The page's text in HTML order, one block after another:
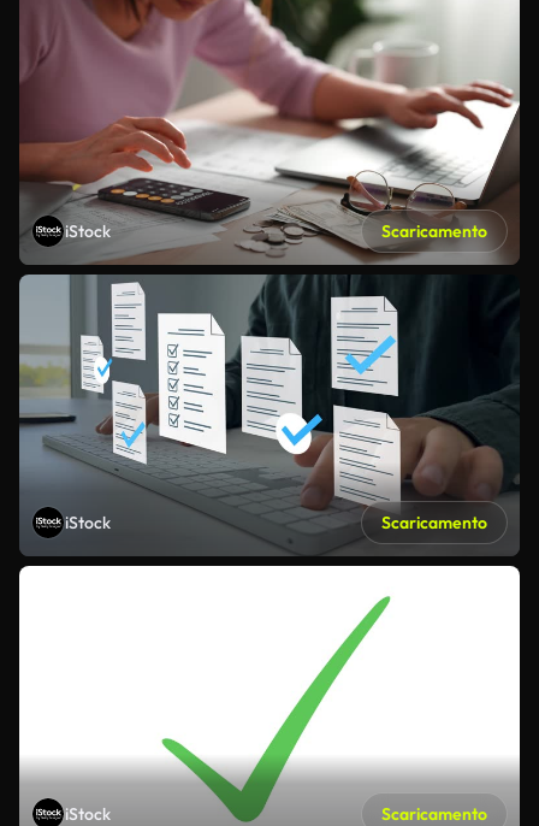
iStock Scaricamento
iStock Scaricamento
iStock Scaricamento